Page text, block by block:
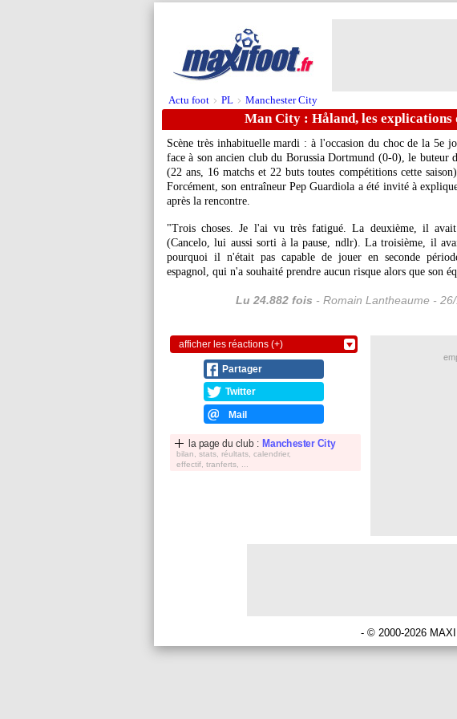
Actu foot > PL > Manchester City
Man City : Håland, les explications
Scène très inhabituelle mardi : à l'occasion du choc de la 5e
face à son ancien club du Borussia Dortmund (0-0), le buteur
(22 ans, 16 matchs et 22 buts toutes compétitions cette
Forcément, son entraîneur Pep Guardiola a été invité à
après la rencontre.
"Trois choses. Je l'ai vu très fatigué. La deuxième, il
(Cancelo, lui aussi sorti à la pause, ndlr). La troisième, il
pourquoi il n'était pas capable de jouer en seconde
espagnol, qui n'a souhaité prendre aucun risque alors que son
Lu 24.882 fois - Romain Lantheaume -
afficher les réactions (+)
Partager
Twitter
Mail
la page du club : Manchester City
bilan, stats, réultats, calendrier,
effectif, tranferts, ...
- © 2000-2026